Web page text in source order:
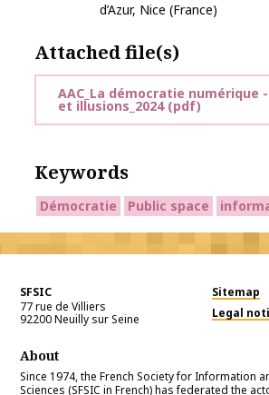
d’Azur, Nice (France)
Attached file(s)
AAC_La démocratie numérique
et illusions_2024(pdf)
Keywords
Démocratie Public space
SFSIC
77 rue de Villiers
92200Neuilly sur Seine
Sitemap
Legal
About
Since 1974, the French Society for Information
Sciences (SFSIC in French) has federated the